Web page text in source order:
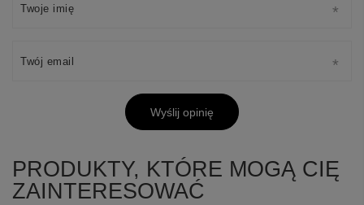
Twoje imię
Twój email
Wyślij opinię
PRODUKTY, KTÓRE MOGĄ CIĘ
ZAINTERESOWAĆ